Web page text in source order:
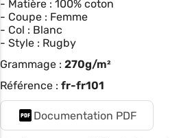
- Matière : 100% coton
- Coupe : Femme
- Col : Blanc
- Style : Rugby
Grammage : 270g/m²
Référence : fr-fr101
Documentation PDF